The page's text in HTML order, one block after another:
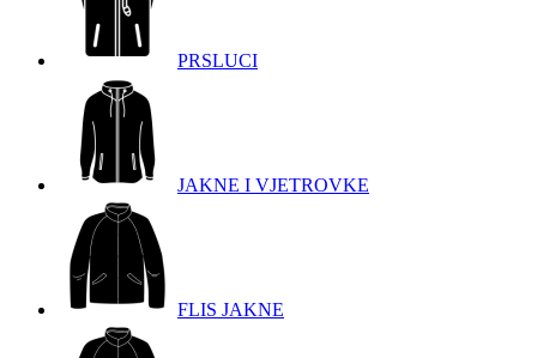
PRSLUCI
JAKNE I VJETROVKE
FLIS JAKNE